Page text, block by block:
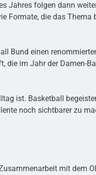
Jahres folgen dann
Formate, die das
Bund einen
im Jahr der Damen-
ist. Basketball
noch sichtbarer zu
mit dem